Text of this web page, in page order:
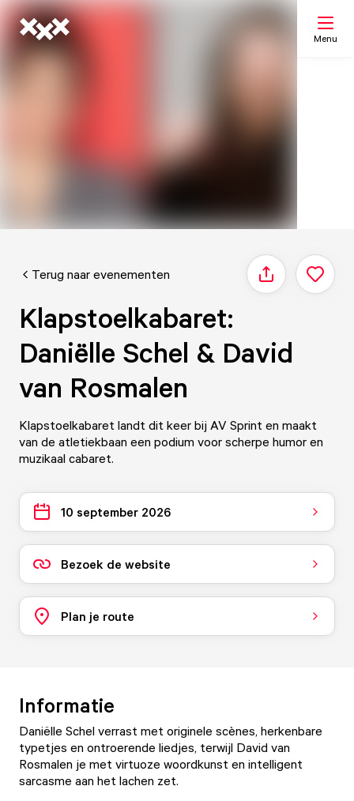
Menu
Terug naar evenementen Delen
Klapstoelkabaret:
Daniëlle Schel & David
van Rosmalen
Klapstoelkabaret landt dit keer bij AV Sprint en maakt
van de atletiekbaan een podium voor scherpe humor en
muzikaal cabaret.
10 september 2026
Bezoek de website
Plan je route
Informatie
Daniëlle Schel verrast met originele scènes, herkenbare
typetjes en ontroerende liedjes, terwijl David van
Rosmalen je met virtuoze woordkunst en intelligent
sarcasme aan het lachen zet.